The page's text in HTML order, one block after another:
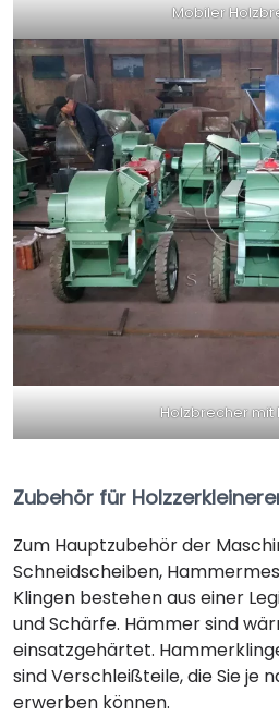
Mobiler
Holzbrecher mit
Zubehör für
Zum Hauptzubehör der
Schneidscheiben,
Klingen bestehen aus einer
und Schärfe. Hämmer sind
einsatzgehärtet.
sind Verschleißteile, die Sie je
erwerben können.